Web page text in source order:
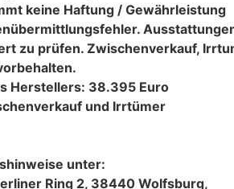
keine Haftung / Gewährleistung
zu prüfen. Zwischenverkauf,
Herstellers: 38.395 Euro
und Irrtümer
unter:
Ring 2, 38440 Wolfsburg,